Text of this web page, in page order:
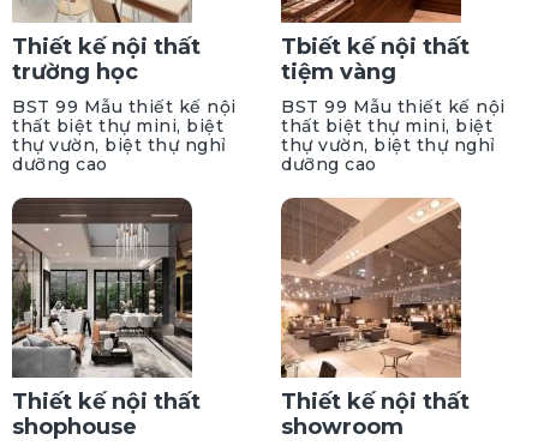
Thiết kế nội thất
trường học
BST 99 Mẫu thiết kế nội
thất biệt thự mini, biệt
thự vườn, biệt thự nghỉ
dưỡng cao
Tbiết kế nội thất
tiệm vàng
BST 99 Mẫu thiết kế nội
thất biệt thự mini, biệt
thự vườn, biệt thự nghỉ
dưỡng cao
Thiết kế nội thất
shophouse
Thiết kế nội thất
showroom